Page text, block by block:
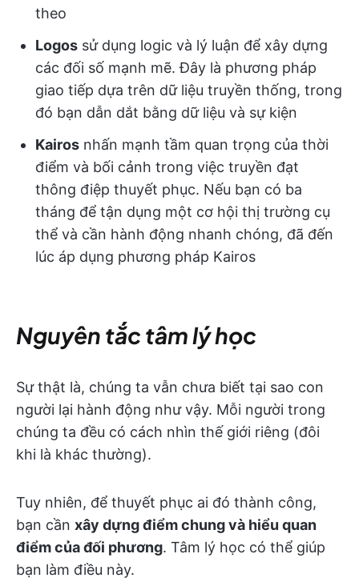
theo
Logos sử dụng logic và lý luận để xây dựng
các đối số mạnh mẽ. Đây là phương pháp
giao tiếp dựa trên dữ liệu truyền thống, trong
đó bạn dẫn dắt bằng dữ liệu và sự kiện
Kairos nhấn mạnh tầm quan trọng của thời
điểm và bối cảnh trong việc truyền đạt
thông điệp thuyết phục. Nếu bạn có ba
tháng để tận dụng một cơ hội thị trường cụ
thể và cần hành động nhanh chóng, đã đến
lúc áp dụng phương pháp Kairos
Nguyên tắc tâm lý học
Sự thật là, chúng ta vẫn chưa biết tại sao con
người lại hành động như vậy. Mỗi người trong
chúng ta đều có cách nhìn thế giới riêng (đôi
khi là khác thường).
Tuy nhiên, để thuyết phục ai đó thành công,
bạn cần xây dựng điểm chung và hiểu quan
điểm của đối phương. Tâm lý học có thể giúp
bạn làm điều này.